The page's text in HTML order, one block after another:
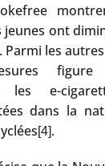
jeunes ont
Parmi les
les e-
dans la
[4].